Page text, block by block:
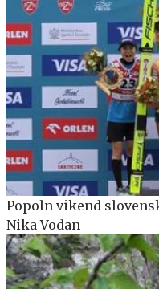
Popoln vikend
Nika Vodan